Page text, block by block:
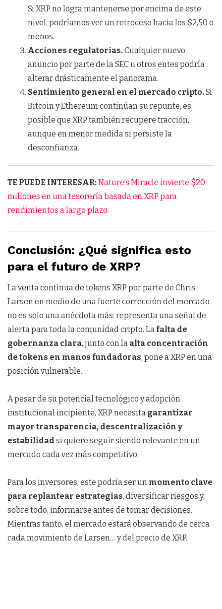
Si XRP no logra mantenerse por encima de este
nivel, podríamos ver un retroceso hacia los $2,50 o
menos.
Acciones regulatorias.Cualquier nuevo
anuncio por parte de la SEC u otros entes podría
alterar drásticamente el panorama.
Sentimiento general en el mercado cripto.Si
Bitcoin y Ethereum continúan su repunte, es
posible que XRP también recupere tracción,
aunque en menor medida si persiste la
desconfianza.
TE PUEDE INTERESAR:Nature’s Miracle invierte $20
millones en una tesorería basada en XRP para
rendimientos a largo plazo
Conclusión: ¿Qué significa esto
para el futuro de XRP?
La venta continua de tokens XRP por parte de Chris
Larsen en medio de una fuerte corrección del mercado
no es solo una anécdota más: representa una señal de
alerta para toda la comunidad cripto. La falta de
gobernanza clara, junto con la alta concentración
de tokens en manos fundadoras, pone a XRP en una
posición vulnerable.
A pesar de su potencial tecnológico y adopción
institucional incipiente, XRP necesita garantizar
mayor transparencia, descentralización y
estabilidad si quiere seguir siendo relevante en un
mercado cada vez más competitivo.
Para los inversores, este podría ser un momento clave
para replantear estrategias, diversificar riesgos y,
sobre todo, informarse antes de tomar decisiones.
Mientras tanto, el mercado estará observando de cerca
cada movimiento de Larsen… y del precio de XRP.